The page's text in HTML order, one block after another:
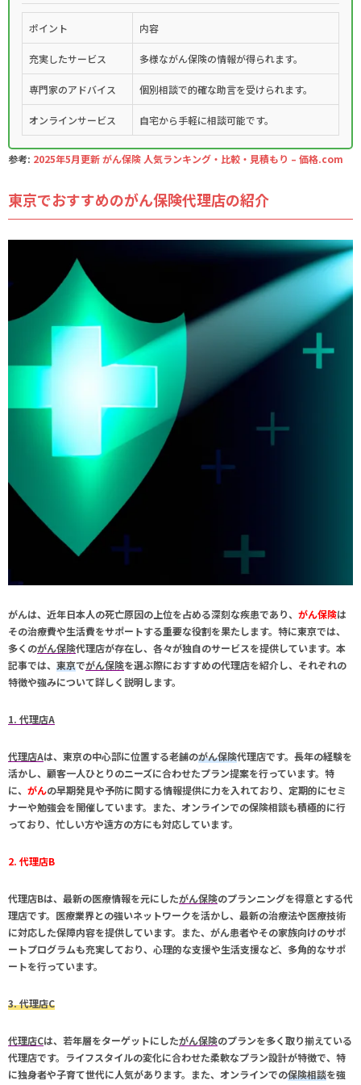
ポイント 内容
充実したサービス 多様ながん保険の情報が得られます。
専門家のアドバイス 個別相談で的確な助言を受けられます。
オンラインサービス 自宅から手軽に相談可能です。
参考: 2025年5月更新 がん保険 人気ランキング・比較・見積もり – 価格.com
東京でおすすめのがん保険代理店の紹介
がんは、近年日本人の死亡原因の上位を占める深刻な疾患であり、 がん保険は
その治療費や生活費をサポートする重要な役割を果たします。特に東京では、
多くのがん保険代理店が存在し、各々が独自のサービスを提供しています。本
記事では、 東京でがん保険を選ぶ際におすすめの代理店を紹介し、それぞれの
特徴や強みについて詳しく説明します。
1. 代理店A
代理店Aは、 東京の中心部に位置する老舗のがん保険代理店です。長年の経験を
活かし、顧客一人ひとりのニーズに合わせたプラン提案を行っています。特
に、 がんの早期発見や予防に関する情報提供に力を入れており、定期的にセミ
ナーや勉強会を開催しています。また、オンラインでの保険相談も積極的に行
っており、忙しい方や遠方の方にも対応しています。
2. 代理店B
代理店Bは、最新の医療情報を元にしたがん保険のプランニングを得意とする代
理店です。医療業界との強いネットワークを活かし、最新の治療法や医療技術
に対応した保障内容を提供しています。また、 がん患者やその家族向けのサポ
ートプログラムも充実しており、心理的な支援や生活支援など、多角的なサポ
ートを行っています。
3. 代理店C
代理店Cは、若年層をターゲットにしたがん保険のプランを多く取り揃えている
代理店です。ライフスタイルの変化に合わせた柔軟なプラン設計が特徴で、特
に独身者や子育て世代に人気があります。また、オンラインでの保険相談を強